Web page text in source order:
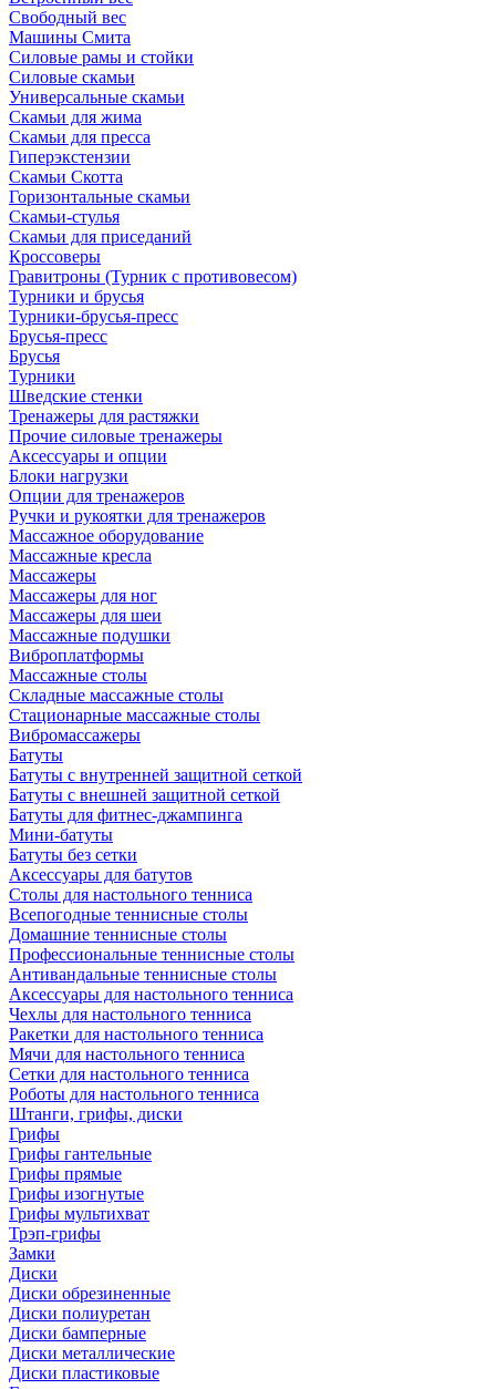
Свободный вес
Машины Смита
Силовые рамы и стойки
Силовые скамьи
Универсальные скамьи
Скамьи для жима
Скамьи для пресса
Гиперэкстензии
Скамьи Скотта
Горизонтальные скамьи
Скамьи-стулья
Скамьи для приседаний
Кроссоверы
Гравитроны (Турник с противовесом)
Турники и брусья
Турники-брусья-пресс
Брусья-пресс
Брусья
Турники
Шведские стенки
Тренажеры для растяжки
Прочие силовые тренажеры
Аксессуары и опции
Блоки нагрузки
Опции для тренажеров
Ручки и рукоятки для тренажеров
Массажное оборудование
Массажные кресла
Массажеры
Массажеры для ног
Массажеры для шеи
Массажные подушки
Виброплатформы
Массажные столы
Складные массажные столы
Стационарные массажные столы
Вибромассажеры
Батуты
Батуты с внутренней защитной сеткой
Батуты с внешней защитной сеткой
Батуты для фитнес-джампинга
Мини-батуты
Батуты без сетки
Аксессуары для батутов
Столы для настольного тенниса
Всепогодные теннисные столы
Домашние теннисные столы
Профессиональные теннисные столы
Антивандальные теннисные столы
Аксессуары для настольного тенниса
Чехлы для настольного тенниса
Ракетки для настольного тенниса
Мячи для настольного тенниса
Сетки для настольного тенниса
Роботы для настольного тенниса
Штанги, грифы, диски
Грифы
Грифы гантельные
Грифы прямые
Грифы изогнутые
Грифы мультихват
Трэп-грифы
Замки
Диски
Диски обрезиненные
Диски полиуретан
Диски бамперные
Диски металлические
Диски пластиковые